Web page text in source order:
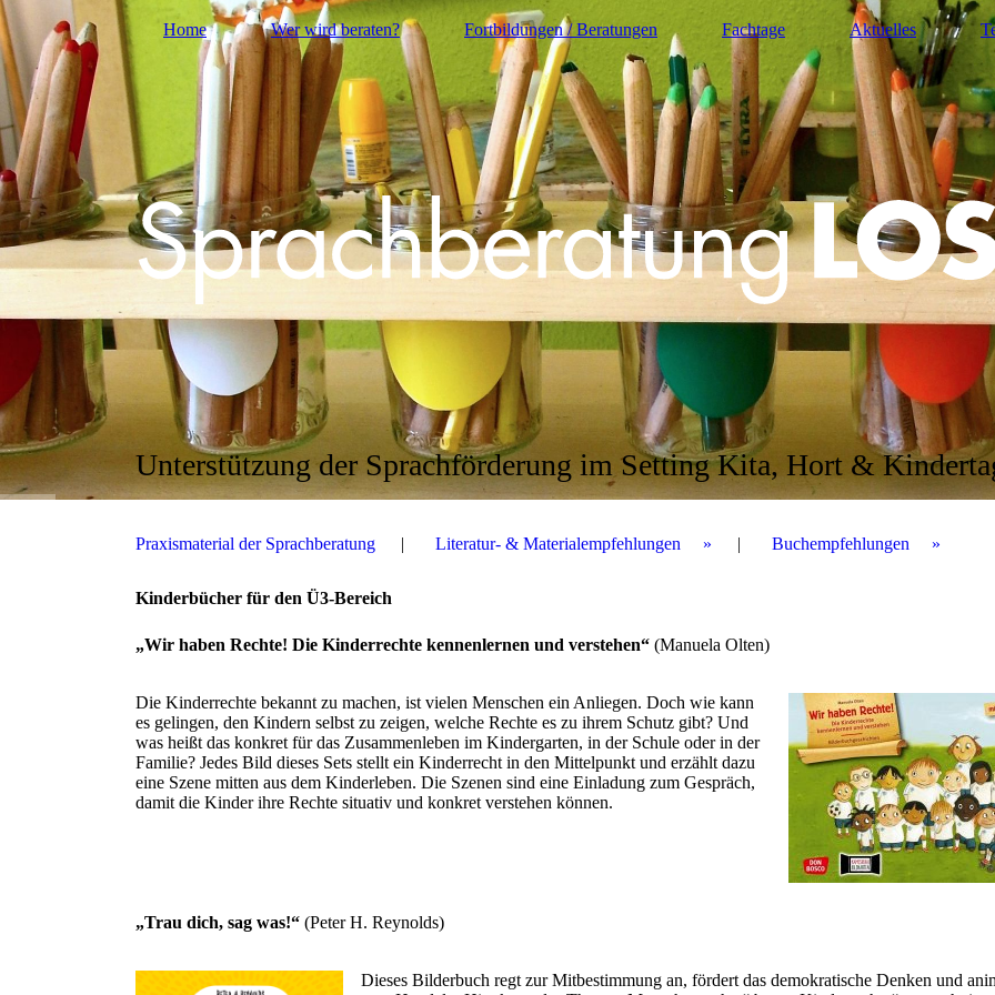
Home Wer wird beraten? Fortbildungen / Beratungen Fachtage Aktuelles
Unterstützung der Sprachförderung im Setting Kita, Hort &
Praxismaterial der Sprachberatung Literatur- & Materialempfehlungen Buchempfehlungen
Kinderbücher für den Ü3-Bereich
„Wir haben Rechte! Die Kinderrechte kennenlernen und verstehen“ (Manuela Olten)
Die Kinderrechte bekannt zu machen, ist vielen Menschen ein Anliegen. Doch wie kann
es gelingen, den Kindern selbst zu zeigen, welche Rechte es zu ihrem Schutz gibt? Und
was heißt das konkret für das Zusammenleben im Kindergarten, in der Schule oder in der
Familie? Jedes Bild dieses Sets stellt ein Kinderrecht in den Mittelpunkt und erzählt dazu
eine Szene mitten aus dem Kinderleben. Die Szenen sind eine Einladung zum Gespräch,
damit die Kinder ihre Rechte situativ und konkret verstehen können.
„Trau dich, sag was!“ (Peter H. Reynolds)
Dieses Bilderbuch regt zur Mitbestimmung an, fördert das demokratische Denken und